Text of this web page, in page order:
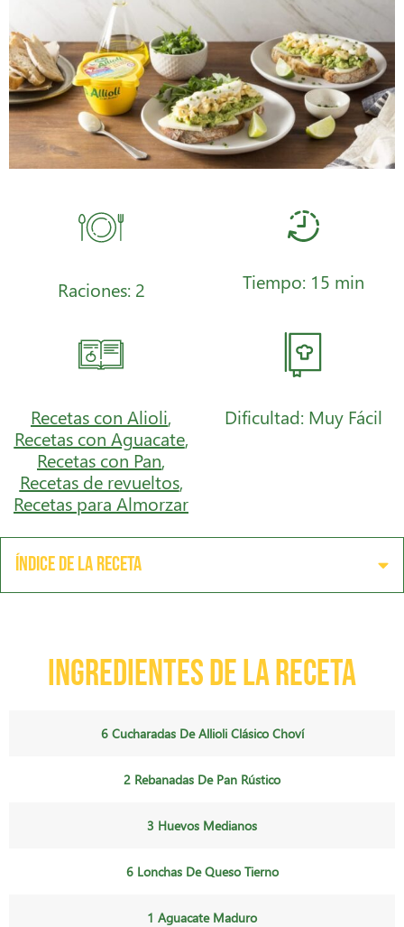
Raciones: 2 Tiempo: 15 min
Recetas con Alioli,
Recetas con Aguacate,
Recetas con Pan,
Recetas de revueltos,
Recetas para Almorzar
Dificultad: Muy Fácil
Índice de la receta
Ingredientes de la receta
6 Cucharadas De Allioli Clásico Choví
2 Rebanadas De Pan Rústico
3 Huevos Medianos
6 Lonchas De Queso Tierno
1 Aguacate Maduro